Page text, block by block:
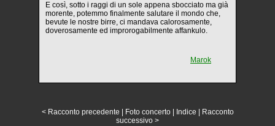
E così, sotto i raggi di un sole appena sbocciato ma già
morente, potemmo finalmente salutare il mondo che,
bevute le nostre birre, ci mandava calorosamente,
doverosamente ed improrogabilmente affankulo.
Marok
< Racconto precedente Foto concerto| Indice
Racconto
successivo >